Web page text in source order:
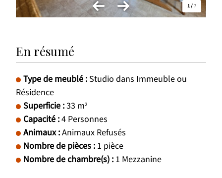
1/7
En résumé
Type de meublé : Studio dans Immeuble ou
Résidence
Superficie :33 m²
Capacité :4 Personnes
Animaux:Animaux Refusés
Nombre de pièces : 1 pièce
Nombre de chambre(s) : 1 Mezzanine